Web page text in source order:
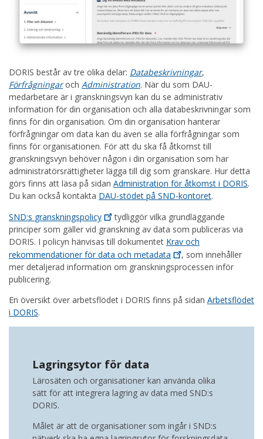
DORIS består av tre olika delar: Databeskrivningar,
Förfrågningaroch Administration. När du som DAU-
medarbetare är i granskningsvyn kan du se administrativ
information för din organisation och alla databeskrivningar som
finns för din organisation. Om din organisation hanterar
förfrågningar om data kan du även se alla förfrågningar som
finns för organisationen. För att du ska få åtkomst till
granskningsvyn behöver någon i din organisation som har
administratörsrättigheter lägga till dig som granskare. Hur detta
görs finns att läsa på sidan Administration för åtkomst i DORIS.
Du kan också kontakta DAU-stödet på SND-kontoret.
SND:s granskningspolicy
tydliggör vilka grundläggande
principer som gäller vid granskning av data som publiceras via
DORIS. I policyn hänvisas till dokumentet Krav och
rekommendationer för data och metadata
, som innehåller
mer detaljerad information om granskningsprocessen inför
publicering.
En översikt över arbetsflödet i DORIS finns på sidan Arbetsflödet
i DORIS.
Lagringsytor för data
Lärosäten och organisationer kan använda olika
sätt för att integrera lagring av data med SND:s
DORIS.
Målet är att de organisationer som ingår i SND:s